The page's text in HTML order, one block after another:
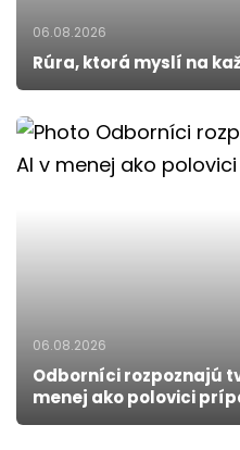
06.08.2026
Rúra, ktorá myslí na
06.08.2026
Odborníci rozpoznajú
menej ako polovici